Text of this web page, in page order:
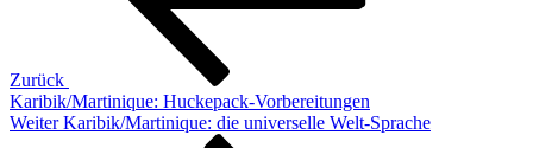
Zurück
Karibik/Martinique: Huckepack-Vorbereitungen
Nächster
Weiter Karibik/Martinique: die universelle Welt-Sprache